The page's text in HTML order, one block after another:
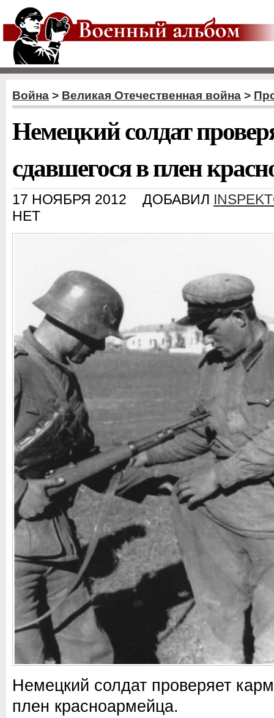
Война > Великая Отечественная война >
Немецкий солдат
сдавшегося в плен
17 НОЯБРЯ 2012 ДОБАВИЛ
НЕТ
Немецкий солдат проверяет
плен красноармейца.